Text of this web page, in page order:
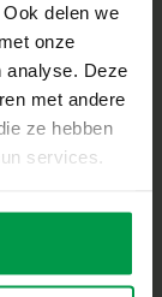
delen we
onze
analyse. Deze
met andere
ze hebben
services.